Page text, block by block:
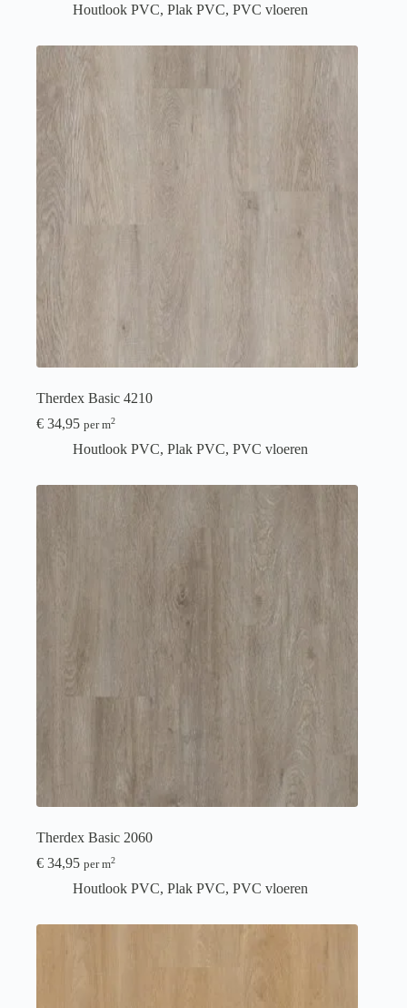
Houtlook PVC, Plak PVC, PVC vloeren
Therdex Basic 4210
€ 34,95 per m2
Houtlook PVC, Plak PVC, PVC vloeren
Therdex Basic 2060
€ 34,95 per m2
Houtlook PVC, Plak PVC, PVC vloeren